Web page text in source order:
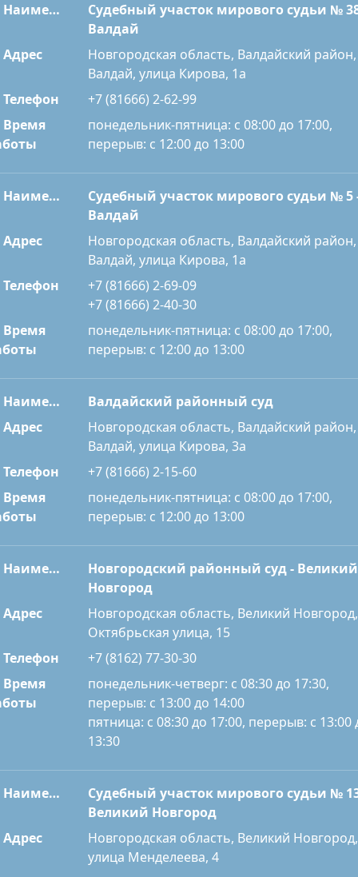
Наименование
Судебный участок мирового судьи №
Валдай
Адрес
Новгородская область, Валдайский район,
Валдай, улица Кирова, 1а
Телефон
+7 (81666) 2-62-99
Время
понедельник-пятница: с 08:00 до 17:00,
перерыв: с 12:00 до 13:00
Наименование
Судебный участок мирового судьи № 5
Валдай
Адрес
Новгородская область, Валдайский район,
Валдай, улица Кирова, 1а
Телефон
+7 (81666) 2-69-09
+7 (81666) 2-40-30
Время
понедельник-пятница: с 08:00 до 17:00,
перерыв: с 12:00 до 13:00
Наименование
Валдайский районный суд
Адрес
Новгородская область, Валдайский район,
Валдай, улица Кирова, 3а
Телефон
+7 (81666) 2-15-60
Время
понедельник-пятница: с 08:00 до 17:00,
перерыв: с 12:00 до 13:00
Наименование
Новгородский районный суд - Великий
Новгород
Адрес
Новгородская область, Великий Новгород,
Октябрьская улица, 15
Телефон
+7 (8162) 77-30-30
Время
понедельник-четверг: с 08:30 до 17:30,
перерыв: с 13:00 до 14:00
пятница: с 08:30 до 17:00, перерыв: с 13:00
13:30
Наименование
Судебный участок мирового судьи №
Великий Новгород
Адрес
Новгородская область, Великий Новгород,
улица Менделеева, 4